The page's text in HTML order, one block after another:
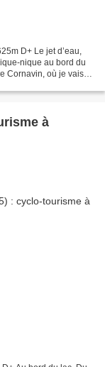
D+ Le jet d’eau,
nique au bord du
Cornavin, où je vais
à